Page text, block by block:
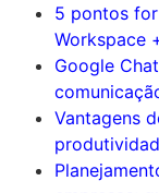
5 pontos
Workspace
Google
Vantagens